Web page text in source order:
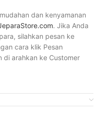
dan kenyamanan
. Jika Anda
silahkan pesan ke
cara klik Pesan
di arahkan ke Customer